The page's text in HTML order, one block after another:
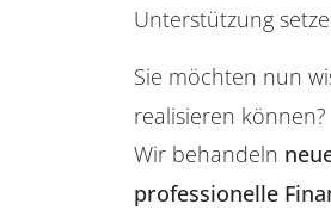
Unterstützung
Sie möchten nun
realisieren können?
Wir behandeln
professionelle